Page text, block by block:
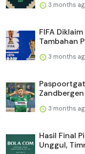
3 months
FIFA
Tambahan
3 months
Zandbergen
3 months
Hasil Final
Unggul,